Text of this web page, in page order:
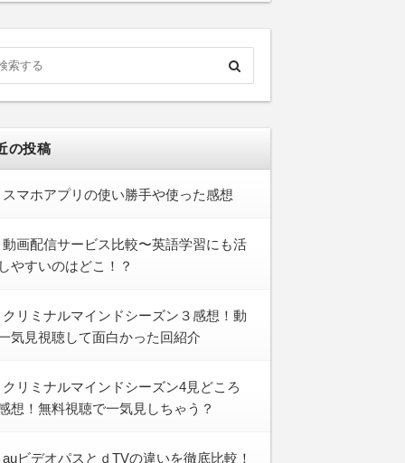
の投稿
スマホアプリの使い勝手や使った感想
動画配信サービス比較〜英語学習にも活
やすいのはどこ！？
クリミナルマインドシーズン３感想！動
気見視聴して面白かった回紹介
クリミナルマインドシーズン4見どころ
想！無料視聴で一気見しちゃう？
auビデオパスとｄTVの違いを徹底比較！